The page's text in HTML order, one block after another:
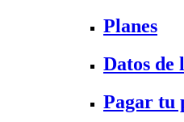
Planes
Datos de
Pagar tu